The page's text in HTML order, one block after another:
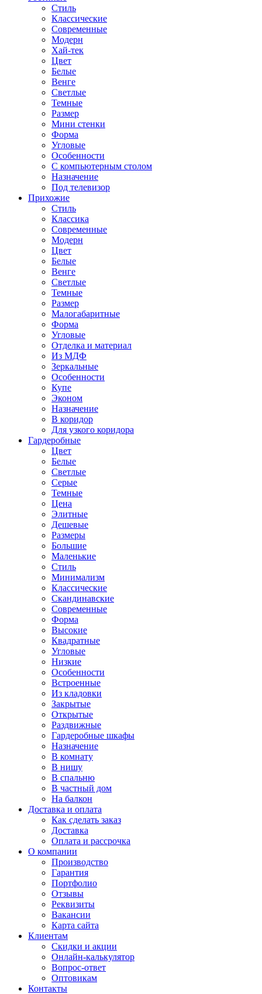
Стиль
Классические
Современные
Модерн
Хай-тек
Цвет
Белые
Венге
Светлые
Темные
Размер
Мини стенки
Форма
Угловые
Особенности
С компьютерным столом
Назначение
Под телевизор
Прихожие
Стиль
Классика
Современные
Модерн
Цвет
Белые
Венге
Светлые
Темные
Размер
Малогабаритные
Форма
Угловые
Отделка и материал
Из МДФ
Зеркальные
Особенности
Купе
Эконом
Назначение
В коридор
Для узкого коридора
Гардеробные
Цвет
Белые
Светлые
Серые
Темные
Цена
Элитные
Дешевые
Размеры
Большие
Маленькие
Стиль
Минимализм
Классические
Скандинавские
Современные
Форма
Высокие
Квадратные
Угловые
Низкие
Особенности
Встроенные
Из кладовки
Закрытые
Открытые
Раздвижные
Гардеробные шкафы
Назначение
В комнату
В нишу
В спальню
В частный дом
На балкон
Доставка и оплата
Как сделать заказ
Доставка
Оплата и рассрочка
О компании
Производство
Гарантия
Портфолио
Отзывы
Реквизиты
Вакансии
Карта сайта
Клиентам
Скидки и акции
Онлайн-калькулятор
Вопрос-ответ
Оптовикам
Контакты